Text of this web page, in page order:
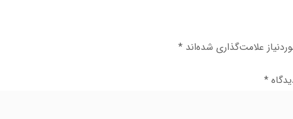
علامت‌گذاری شده‌اند *
*